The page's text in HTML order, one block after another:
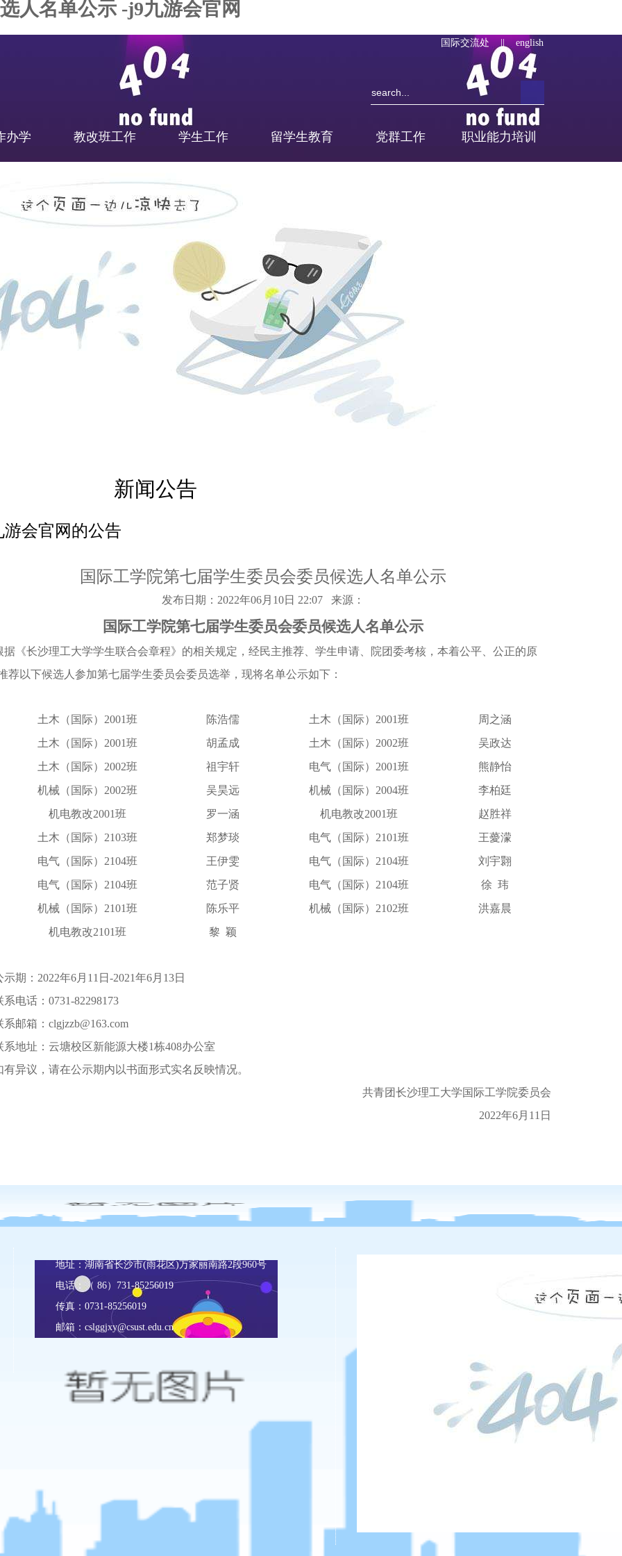
人名单公示 -j9九游会官网
国际交流处 || english
办学 教改班工作 学生工作 留学生教育 党群工作 职业能力培训
新闻公告
游会官网的公告
国际工学院第七届学生委员会委员候选人名单公示
发布日期：2022年06月10日 22:07 来源：
国际工学院第七届学生委员会委员候选人名单公示
据《长沙理工大学学生联合会章程》的相关规定，经民主推荐、学生申请、院团委考核，本着公平、公正的原
荐以下候选人参加第七届学生委员会委员选举，现将名单公示如下：
土木（国际） 2001班 陈浩儒 土木（国际） 2001班
周之涵
土木（国际） 2001班 胡孟成 土木（国际） 2002班
吴政达
土木（国际） 2002班 祖宇轩 电气（国际） 2001班
熊静怡
机械（国际） 2002班 吴昊远 机械（国际） 2004班
李柏廷
机电教改2001班 罗一涵 机电教改2001班
赵胜祥
土木（国际） 2103班 郑梦琰 电气（国际） 2101班
王薆濛
电气（国际） 2104班 王伊雯 电气（国际） 2104班
刘宇翾
电气（国际） 2104班 范子贤 电气（国际） 2104班 徐 玮
机械（国际） 2101班 陈乐平 机械（国际） 2102班
洪嘉晨
机电教改2101班 黎 颖
示期： 2022年6月11日-2021年6月13日
系电话： 0731-82298173
系邮箱： clgjzzb@163.com
系地址：云塘校区新能源大楼1栋408办公室
有异议，请在公示期内以书面形式实名反映情况。
共青团长沙理工大学国际工学院委员会
2022年6月11日
地址：湖南省长沙市(雨花区)万家丽南路2段960号
电话：（ 86）731-85256019
传真：0731-85256019
邮箱： cslggjxy@csust.edu.cn